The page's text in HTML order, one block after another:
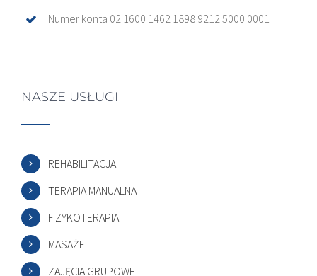
Numer konta 02 1600 1462 1898 9212 5000 0001
NASZE USŁUGI
REHABILITACJA
TERAPIA MANUALNA
FIZYKOTERAPIA
MASAŻE
ZAJĘCIA GRUPOWE